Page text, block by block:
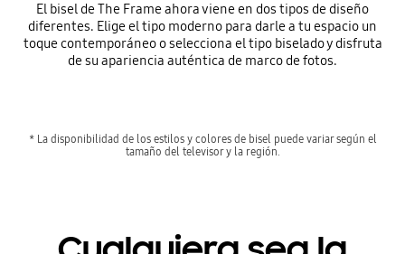
El bisel de The Frame ahora viene en dos tipos de diseño
diferentes. Elige el tipo moderno para darle a tu espacio un
toque contemporáneo o selecciona el tipo biselado y disfruta
de su apariencia auténtica de marco de fotos.
* La disponibilidad de los estilos y colores de bisel puede variar según el
tamaño del televisor y la región.